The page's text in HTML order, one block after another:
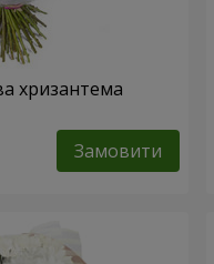
хризантема
Замовити